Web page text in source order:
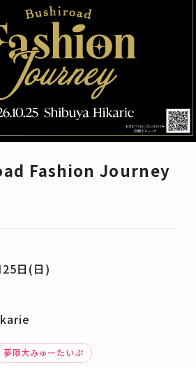
Fashion Journey
日(日)
夢限大みゅーたいぷ